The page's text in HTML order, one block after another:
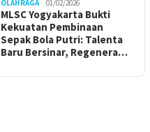
OLAHRAGA 01/02/2026
MLSC Yogyakarta Bukti
Kekuatan Pembinaan
Sepak Bola Putri: Talenta
Baru Bersinar, Regenera…